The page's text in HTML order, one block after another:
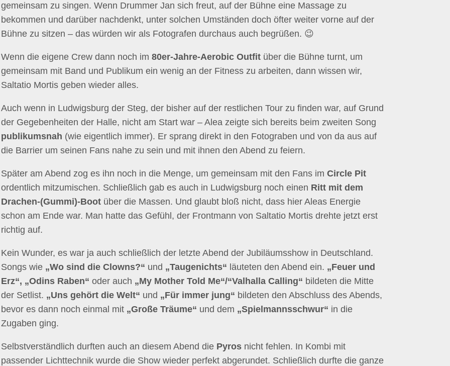
gemeinsam zu singen. Wenn Drummer Jan sich freut, auf der Bühne eine Massage zu
bekommen und darüber nachdenkt, unter solchen Umständen doch öfter weiter vorne auf der
Bühne zu sitzen – das würden wir als Fotografen durchaus auch begrüßen. 😉
Wenn die eigene Crew dann noch im 80er-Jahre-Aerobic Outfit über die Bühne turnt, um
gemeinsam mit Band und Publikum ein wenig an der Fitness zu arbeiten, dann wissen wir,
Saltatio Mortis geben wieder alles.
Auch wenn in Ludwigsburg der Steg, der bisher auf der restlichen Tour zu finden war, auf Grund
der Gegebenheiten der Halle, nicht am Start war – Alea zeigte sich bereits beim zweiten Song
publikumsnah (wie eigentlich immer). Er sprang direkt in den Fotograben und von da aus auf
die Barrier um seinen Fans nahe zu sein und mit ihnen den Abend zu feiern.
Später am Abend zog es ihn noch in die Menge, um gemeinsam mit den Fans im Circle Pit
ordentlich mitzumischen. Schließlich gab es auch in Ludwigsburg noch einen Ritt mit dem
Drachen-(Gummi)-Boot über die Massen. Und glaubt bloß nicht, dass hier Aleas Energie
schon am Ende war. Man hatte das Gefühl, der Frontmann von Saltatio Mortis drehte jetzt erst
richtig auf.
Kein Wunder, es war ja auch schließlich der letzte Abend der Jubiläumsshow in Deutschland.
Songs wie „Wo sind die Clowns?“ und „Taugenichts“ läuteten den Abend ein. „Feuer und
Erz“, „Odins Raben“ oder auch „My Mother Told Me“/“Valhalla Calling“ bildeten die Mitte
der Setlist. „Uns gehört die Welt“ und „Für immer jung“ bildeten den Abschluss des Abends,
bevor es dann noch einmal mit „Große Träume“ und dem „Spielmannsschwur“ in die
Zugaben ging.
Selbstverständlich durften auch an diesem Abend die Pyros nicht fehlen. In Kombi mit
passender Lichttechnik wurde die Show wieder perfekt abgerundet. Schließlich durfte die ganze